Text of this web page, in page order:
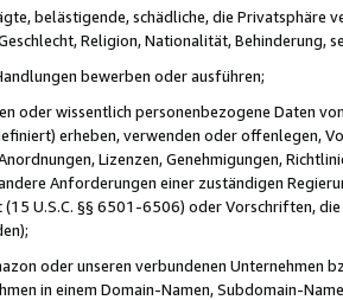
belästigende, schädliche, die Privatsphäre
Religion, Nationalität, Behinderung,
bewerben oder ausführen;
oder wissentlich personenbezogene Daten
erheben, verwenden oder offenlegen,
Lizenzen, Genehmigungen,
Anforderungen einer zuständigen
U.S.C. §§ 6501-6506) oder Vorschriften,
oder unseren verbundenen Unternehmen
in einem Domain-Namen, Subdomain-